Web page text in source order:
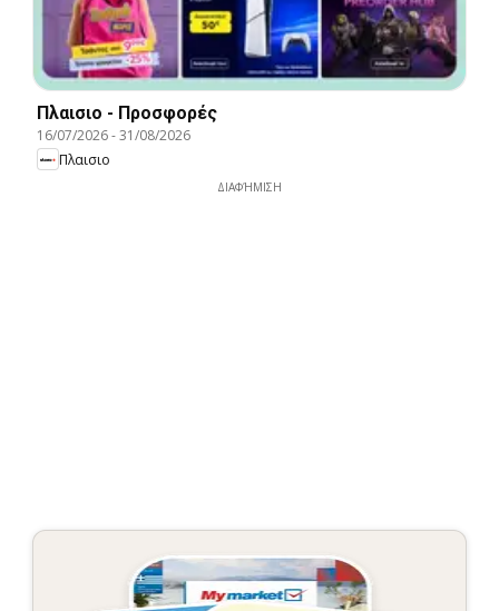
Πλαισιο - Προσφορές
16/07/2026-31/08/2026
Πλαισιο
ΔΙΑΦΉΜΙΣΗ